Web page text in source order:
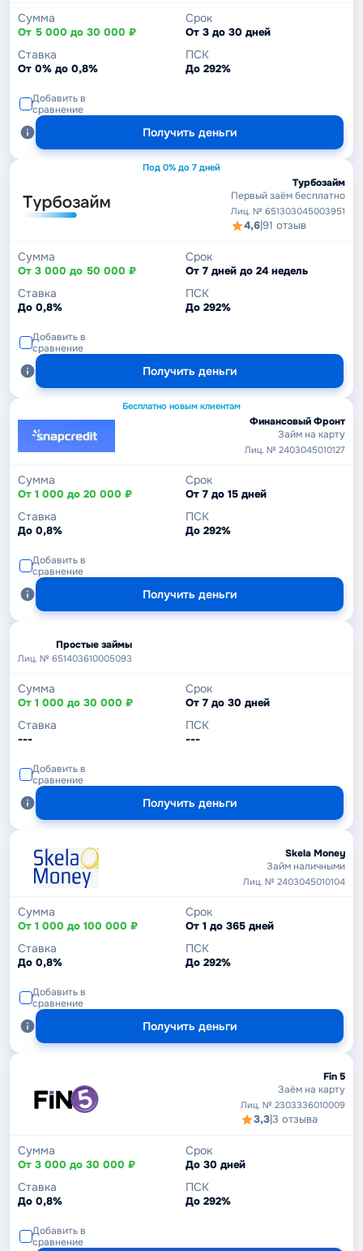
Сумма
От 5 000 до 30 000 ₽
Срок
От 3 до 30 дней
Ставка
От 0% до 0,8%
ПСК
До 292%
Добавить в
сравнение
Получить деньги
Под 0% до 7 дней
Турбозайм
Первый заём бесплатно
Лиц. № 651303045003951
4,6|91 отзыв
Сумма
От 3 000 до 50 000 ₽
Срок
От 7 дней до 24 недель
Ставка
До 0,8%
ПСК
До 292%
Добавить в
сравнение
Получить деньги
Бесплатно новым клиентам
Финансовый Фронт
Займ на карту
Лиц. № 2403045010127
Сумма
От 1 000 до 20 000 ₽
Срок
От 7 до 15 дней
Ставка
До 0,8%
ПСК
До 292%
Добавить в
сравнение
Получить деньги
Простые займы
Лиц. № 651403610005093
Сумма
От 1 000 до 30 000 ₽
Срок
От 7 до 30 дней
Ставка
---
ПСК
---
Добавить в
сравнение
Получить деньги
Skela Money
Займ наличными
Лиц. № 2403045010104
Сумма
От 1 000 до 100 000 ₽
Срок
От 1 до 365 дней
Ставка
До 0,8%
ПСК
До 292%
Добавить в
сравнение
Получить деньги
Fin 5
Заём на карту
Лиц. № 2303336010009
3,3|3 отзыва
Сумма
От 3 000 до 30 000 ₽
Срок
До 30 дней
Ставка
До 0,8%
ПСК
До 292%
Добавить в
сравнение